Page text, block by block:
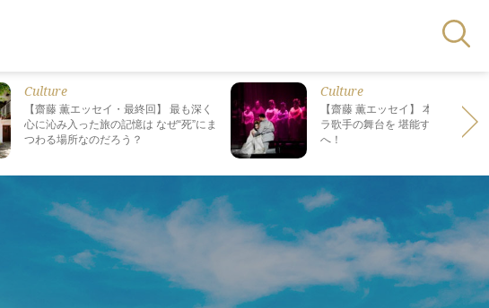
Culture
【齋藤 薫エッセイ・最終回】 最も深く
心に沁み入った旅の記憶は なぜ“死”にま
つわる場所なのだろう？
Culture
【齋藤 薫エッセイ】 本場で日本
ラ歌手の舞台を 堪能する、格別の
へ！